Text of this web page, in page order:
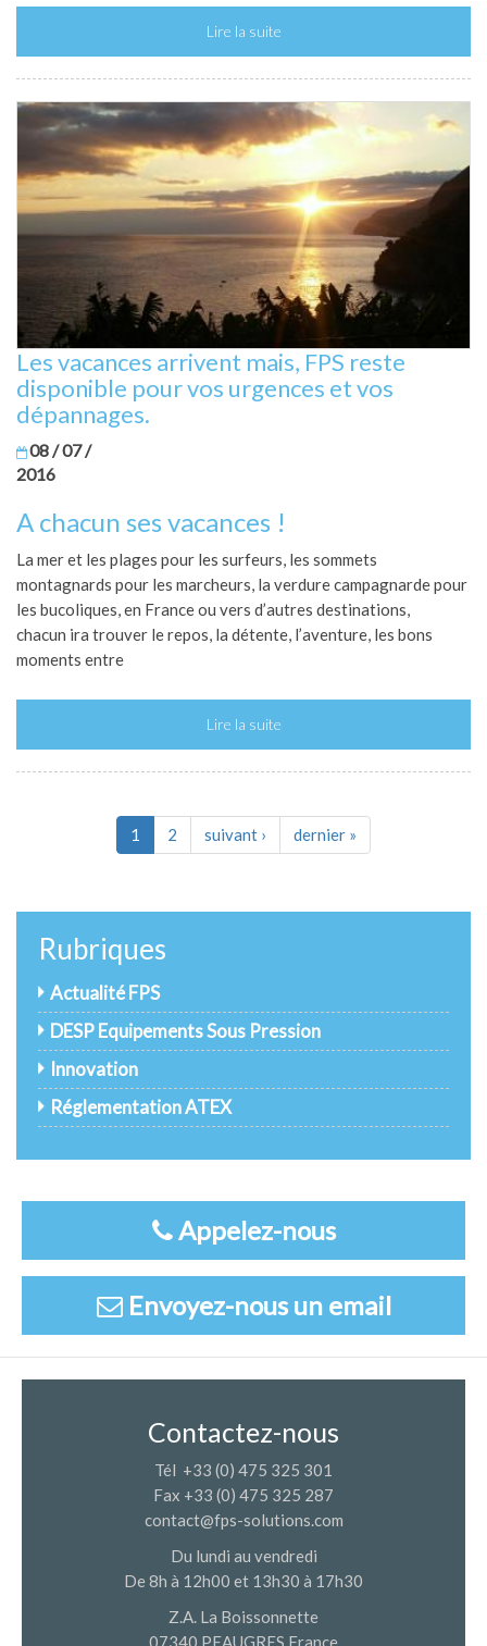
Lire la suite
Les vacances arrivent mais, FPS reste
disponible pour vos urgences et vos
dépannages.
08 / 07 /
2016
A chacun ses vacances !
La mer et les plages pour les surfeurs, les sommets
montagnards pour les marcheurs, la verdure campagnarde pour
les bucoliques, en France ou vers d’autres destinations,
chacun ira trouver le repos, la détente, l’aventure, les bons
moments entre
Lire la suite
1 2 suivant › dernier »
Rubriques
Actualité FPS
DESP Equipements Sous Pression
Innovation
Réglementation ATEX
Appelez-nous
Envoyez-nous un email
Contactez-nous
Tél +33 (0) 475 325 301
Fax +33 (0) 475 325 287
contact@fps-solutions.com
Du lundi au vendredi
De 8h à 12h00 et 13h30 à 17h30
Z.A. La Boissonnette
07340 PEAUGRES France